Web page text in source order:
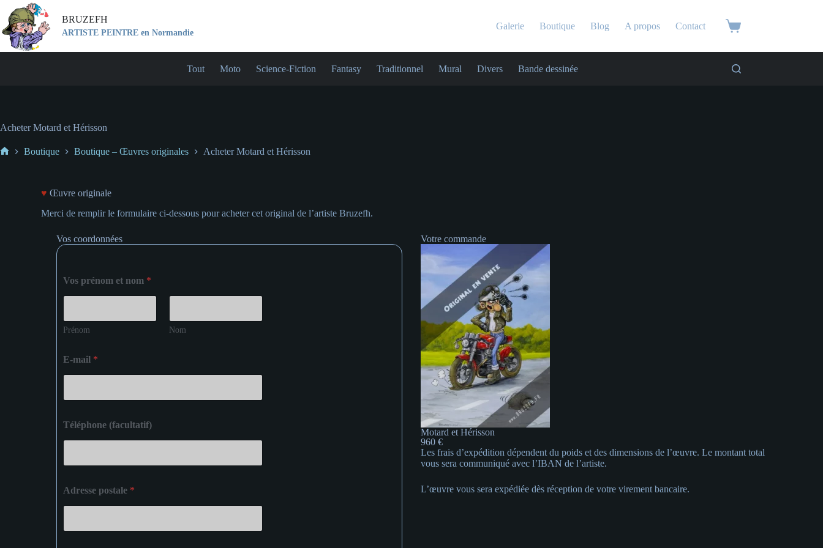
BRUZEFH
ARTISTE PEINTRE en Normandie
Galerie Boutique Blog A propos Contact
Tout Moto Science-Fiction Fantasy Traditionnel Mural Divers Bande dessinée
Acheter Motard et Hérisson
Boutique Boutique – Œuvres originales Acheter Motard et Hérisson
♥ Œuvre originale
Merci de remplir le formulaire ci-dessous pour acheter cet original de l’artiste Bruzefh.
Vos coordonnées
Vos prénom et nom *
Prénom Nom
E-mail *
Téléphone (facultatif)
Adresse postale *
Votre commande
Motard et Hérisson
960 €
Les frais d’expédition dépendent du poids et des dimensions de l’œuvre. Le montant total
vous sera communiqué avec l’IBAN de l’artiste.
L’œuvre vous sera expédiée dès réception de votre virement bancaire.